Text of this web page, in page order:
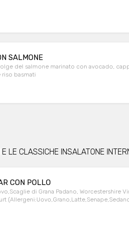
SALMONE
basmati
LE CLASSICHE INSALATONE
CON POLLO
di Grana Padano, Worcestershire